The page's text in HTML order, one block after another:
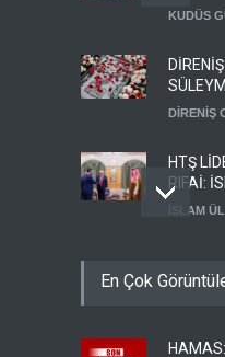
KUDÜS
DİRENİŞ
HTŞ
RIFAİ:
İSLAM
En Çok